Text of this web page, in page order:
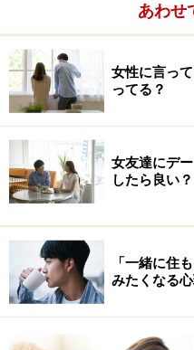
あわせ
女性に言っ
ってる？
女友達にデ
したら良い？
「一緒に住
みたくなる